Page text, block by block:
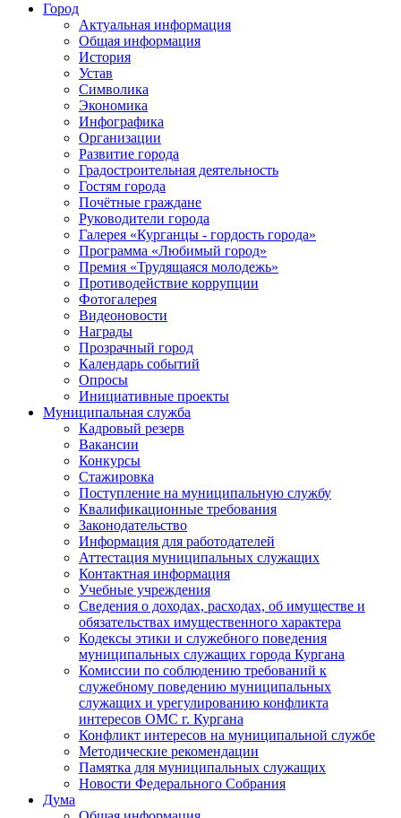
Город
Актуальная информация
Общая информация
История
Устав
Символика
Экономика
Инфографика
Организации
Развитие города
Градостроительная деятельность
Гостям города
Почётные граждане
Руководители города
Галерея «Курганцы - гордость города»
Программа «Любимый город»
Премия «Трудящаяся молодежь»
Противодействие коррупции
Фотогалерея
Видеоновости
Награды
Прозрачный город
Календарь событий
Опросы
Инициативные проекты
Муниципальная служба
Кадровый резерв
Вакансии
Конкурсы
Стажировка
Поступление на муниципальную службу
Квалификационные требования
Законодательство
Информация для работодателей
Аттестация муниципальных служащих
Контактная информация
Учебные учреждения
Сведения о доходах, расходах, об имуществе и
обязательствах имущественного характера
Кодексы этики и служебного поведения
муниципальных служащих города Кургана
Комиссии по соблюдению требований к
служебному поведению муниципальных
служащих и урегулированию конфликта
интересов ОМС г. Кургана
Конфликт интересов на муниципальной службе
Методические рекомендации
Памятка для муниципальных служащих
Новости Федерального Cобрания
Дума